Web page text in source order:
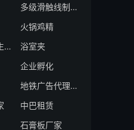
多级滑触线制造厂
火锅鸡精
鱼蛙调味粉生产厂家
浴室夹
企业孵化
地铁广告代理公司
中巴租赁
石膏板厂家